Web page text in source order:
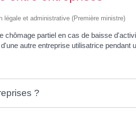
légale et administrative (Première ministre)
partiel en cas de baisse
autre entreprise utilisatrice pendant
?